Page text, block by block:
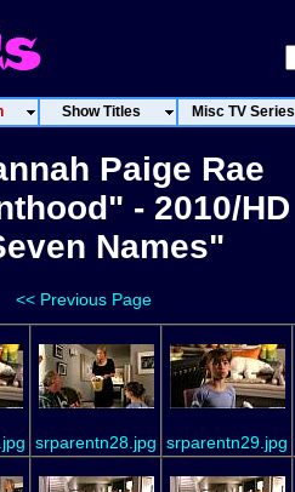
Show Titles Misc TV Series
Paige Rae
- 2010/HD
Names"
<< Previous Page
srparentn28.jpg srparentn29.jpg